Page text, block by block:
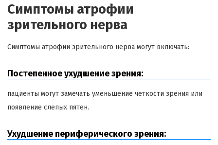
Симптомы атрофии
зрительного нерва
Симптомы атрофии зрительного нерва могут включать:
Постепенное ухудшение зрения:
пациенты могут замечать уменьшение четкости зрения или
появление слепых пятен.
Ухудшение периферического зрения: